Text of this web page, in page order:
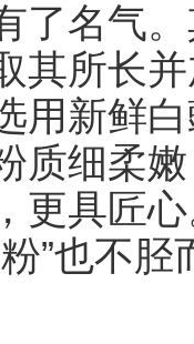
了名气
其所长
用新鲜
质细柔
更具匠
”也不胫